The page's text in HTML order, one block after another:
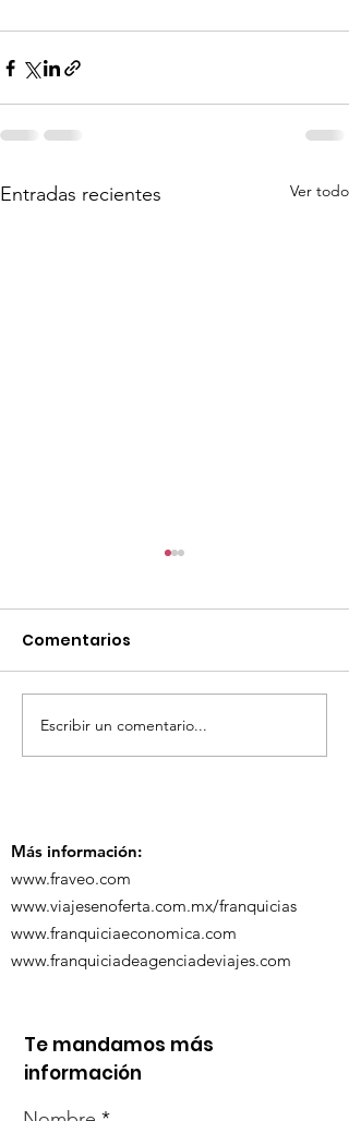
Entradas recientes Ver todo
TourTravelynByFraveo
participó en la
Comentarios
Escribir un comentario...
Más información:
www.fraveo.com
www.viajesenoferta.com.mx/franquicias
www.franquiciaeconomica.com
www.franquiciadeagenciadeviajes.com
Te mandamos más
información